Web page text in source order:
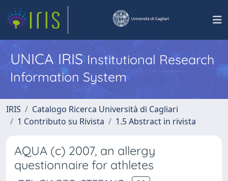
UNICA IRISInstitutional Research
Information System
IRIS
Catalogo Ricerca Università di Cagliari
1 Contributo su Rivista
1.5 Abstract in rivista
AQUA (c) 2007, an allergy
questionnaire for athletes